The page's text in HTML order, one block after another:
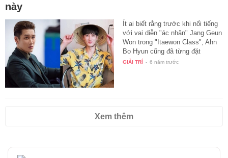
này
Ít ai biết rằng trước khi nổi tiếng
với vai diễn "ác nhân" Jang Geun
Won trong "Itaewon Class", Ahn
Bo Hyun cũng đã từng đặt
chân…
GIẢI TRÍ - 6 năm trước
Xem thêm